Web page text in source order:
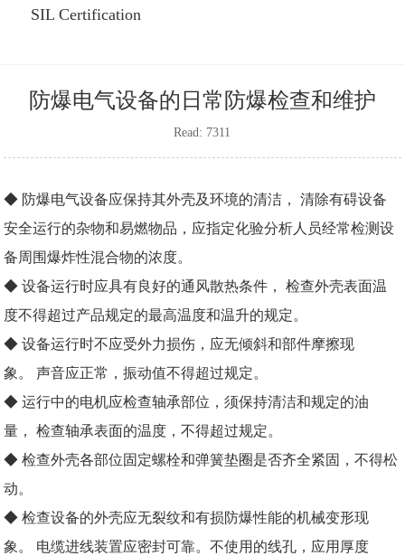
SIL Certification
防爆电气设备的日常防爆检查和维护
Read: 7311
◆ 防爆电气设备应保持其外壳及环境的清洁， 清除有碍设备
安全运行的杂物和易燃物品，应指定化验分析人员经常检测设
备周围爆炸性混合物的浓度。
◆ 设备运行时应具有良好的通风散热条件， 检查外壳表面温
度不得超过产品规定的最高温度和温升的规定。
◆ 设备运行时不应受外力损伤，应无倾斜和部件摩擦现
象。 声音应正常，振动值不得超过规定。
◆ 运行中的电机应检查轴承部位，须保持清洁和规定的油
量， 检查轴承表面的温度，不得超过规定。
◆ 检查外壳各部位固定螺栓和弹簧垫圈是否齐全紧固，不得松
动。
◆ 检查设备的外壳应无裂纹和有损防爆性能的机械变形现
象。 电缆进线装置应密封可靠。不使用的线孔，应用厚度